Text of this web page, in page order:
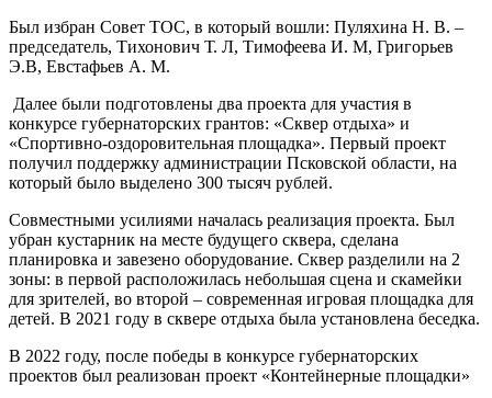
Был избран Совет ТОС, в который вошли: Пуляхина Н. В. –
председатель, Тихонович Т. Л, Тимофеева И. М, Григорьев
Э.В, Евстафьев А. М.
Далее были подготовлены два проекта для участия в
конкурсе губернаторских грантов: «Сквер отдыха» и
«Спортивно-оздоровительная площадка». Первый проект
получил поддержку администрации Псковской области, на
который было выделено 300 тысяч рублей.
Совместными усилиями началась реализация проекта. Был
убран кустарник на месте будущего сквера, сделана
планировка и завезено оборудование. Сквер разделили на 2
зоны: в первой расположилась небольшая сцена и скамейки
для зрителей, во второй – современная игровая площадка для
детей. В 2021 году в сквере отдыха была установлена беседка.
В 2022 году, после победы в конкурсе губернаторских
проектов был реализован проект «Контейнерные площадки»